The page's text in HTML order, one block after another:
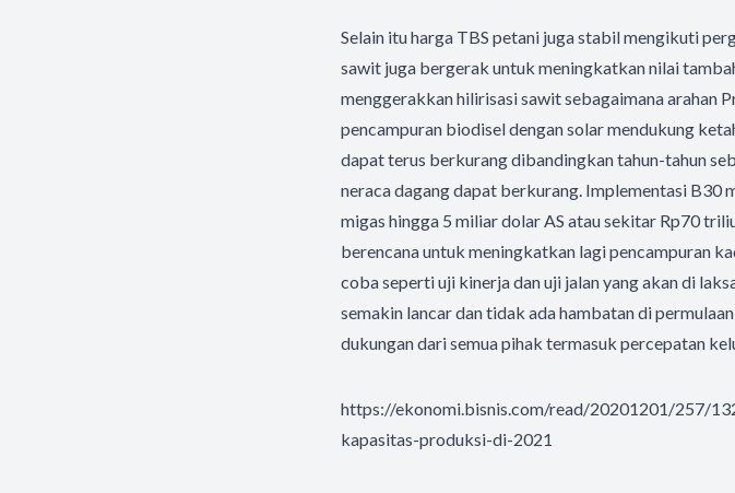
Selain itu harga TBS petani juga stabil mengikuti
sawit juga bergerak untuk meningkatkan nilai
menggerakkan hilirisasi sawit sebagaimana arahan
pencampuran biodisel dengan solar mendukung
dapat terus berkurang dibandingkan tahun-tahun
neraca dagang dapat berkurang. Implementasi B30
migas hingga 5 miliar dolar AS atau sekitar Rp70
berencana untuk meningkatkan lagi pencampuran
coba seperti uji kinerja dan uji jalan yang akan di
semakin lancar dan tidak ada hambatan di
dukungan dari semua pihak termasuk percepatan
https://ekonomi.bisnis.com/read/20201201/257/
kapasitas-produksi-di-2021